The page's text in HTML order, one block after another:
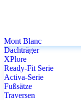
Mont Blanc
Dachträger
XPlore
Ready-Fit Serie
Activa-Serie
Fußsätze
Traversen